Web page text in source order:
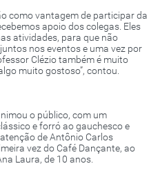
como vantagem de participar da
apoio dos colegas. Eles
atividades, para que não
nos eventos e uma vez por
Clézio também é muito
muito gostoso”, contou.
o público, com um
e forró ao gauchesco e
de Antônio Carlos
vez do Café Dançante, ao
Laura, de 10 anos.